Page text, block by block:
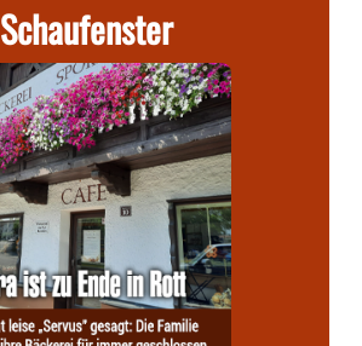
Schaufenster